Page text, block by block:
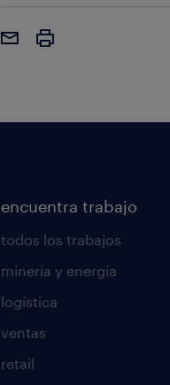
encuentra trabajo
todos los trabajos
minería y energía
logística
ventas
retail